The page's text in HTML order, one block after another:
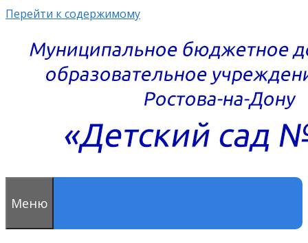
Перейти к содержимому
Меню